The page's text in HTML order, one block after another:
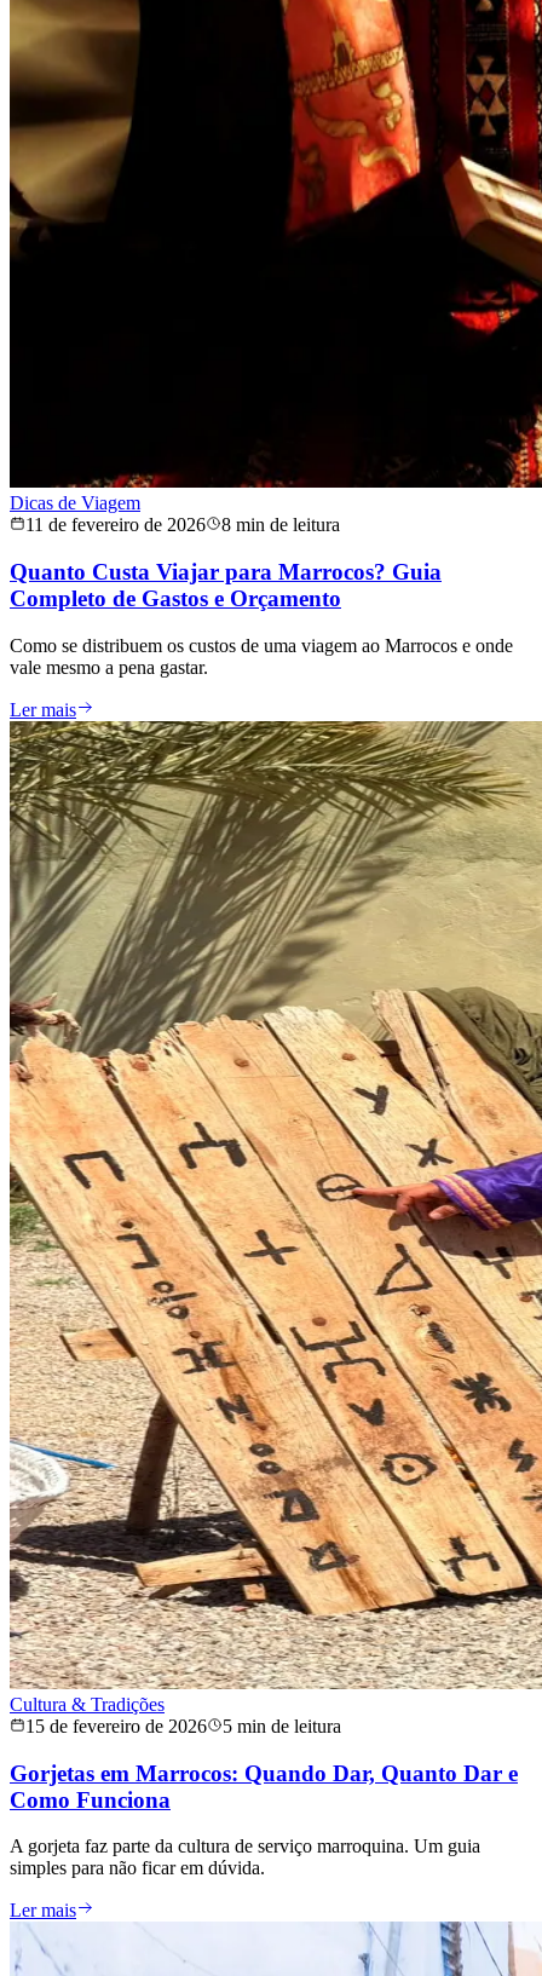
Dicas de Viagem
11 de fevereiro de 2026
8 min de leitura
Quanto Custa Viajar para Marrocos? Guia
Completo de Gastos e Orçamento
Como se distribuem os custos de uma viagem ao Marrocos e onde
vale mesmo a pena gastar.
Ler mais
Cultura & Tradições
15 de fevereiro de 2026
5 min de leitura
Gorjetas em Marrocos: Quando Dar, Quanto Dar e
Como Funciona
A gorjeta faz parte da cultura de serviço marroquina. Um guia
simples para não ficar em dúvida.
Ler mais